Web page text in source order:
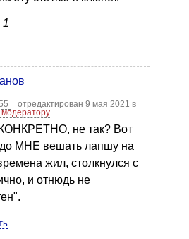
отредактирован 9 мая 2021 в
КОНКРЕТНО, не так? Вот
МНЕ вешать лапшу на
жил, столкнулся с
и отнюдь не